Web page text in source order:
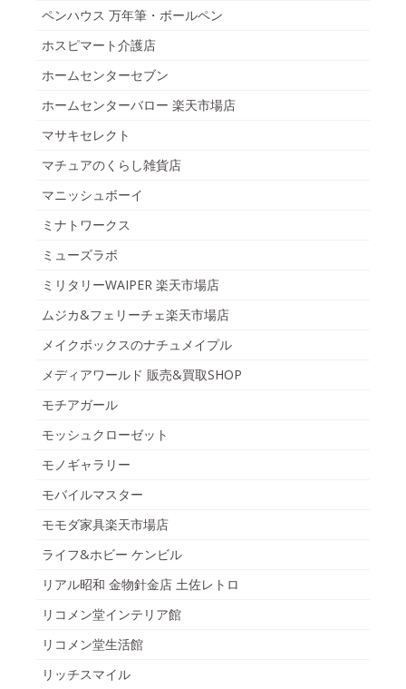
ペンハウス 万年筆・ボールペン
ホスピマート介護店
ホームセンターセブン
ホームセンターバロー 楽天市場店
マサキセレクト
マチュアのくらし雑貨店
マニッシュボーイ
ミナトワークス
ミューズラボ
ミリタリーWAIPER 楽天市場店
ムジカ&フェリーチェ楽天市場店
メイクボックスのナチュメイプル
メディアワールド 販売&買取SHOP
モチアガール
モッシュクローゼット
モノギャラリー
モバイルマスター
モモダ家具楽天市場店
ライフ&ホビー ケンビル
リアル昭和 金物針金店 土佐レトロ
リコメン堂インテリア館
リコメン堂生活館
リッチスマイル